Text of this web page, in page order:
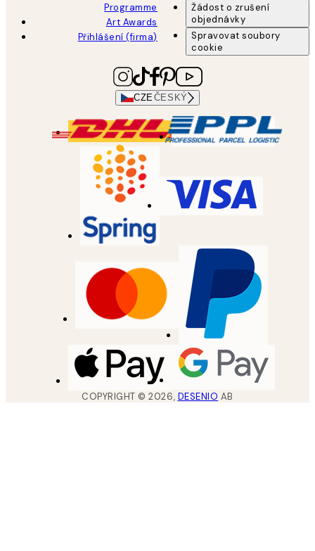
Programme
Art Awards
Přihlášení (firma)
Žádost o zrušení
objednávky
Spravovat soubory
cookie
CZEČESKÝ
COPYRIGHT ©2026, DESENIO AB